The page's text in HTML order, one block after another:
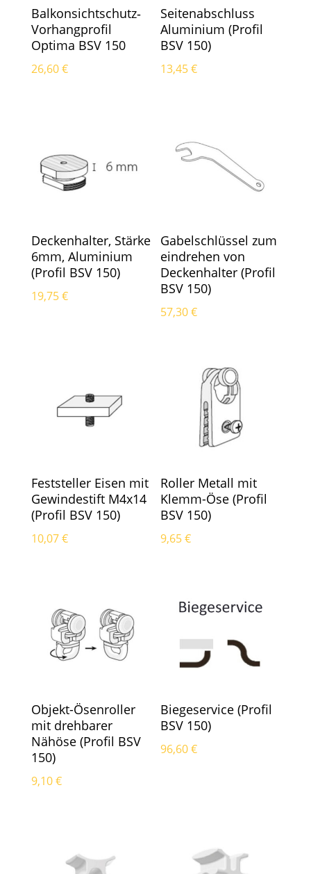
Balkonsichtschutz‐
Vorhangprofil
Optima BSV 150
26,60€
Seitenabschluss
Aluminium (Profil
BSV 150)
13,45€
Deckenhalter, Stärke
6mm, Aluminium
(Profil BSV 150)
19,75€
Gabelschlüssel zum
eindrehen von
Deckenhalter (Profil
BSV 150)
57,30€
Feststeller Eisen mit
Gewindestift M4x14
(Profil BSV 150)
10,07€
Roller Metall mit
Klemm-Öse (Profil
BSV 150)
9,65€
Objekt-Ösenroller
mit drehbarer
Nähöse (Profil BSV
150)
9,10€
Biegeservice (Profil
BSV 150)
96,60€